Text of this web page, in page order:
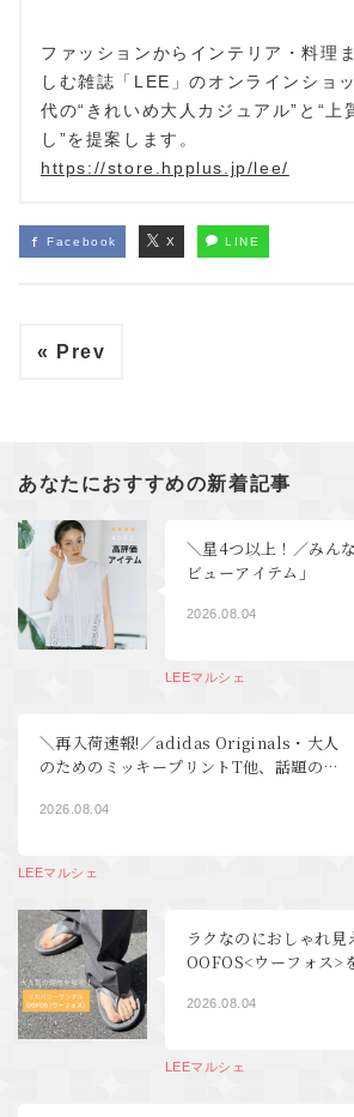
ファッションからインテリア・料理
しむ雑誌「LEE」のオンラインショ
代の“きれいめ大人カジュアル”と“上
し”を提案します。
https://store.hpplus.jp/lee/
Facebook X LINE
« Prev
あなたにおすすめの新着記事
＼星4つ以上！／みん
ビューアイテム」
2026.08.04
LEEマルシェ
＼再入荷速報!／adidas Originals・大人
のためのミッキープリントT他、話題の新
マルシェ】
2026.08.04
LEEマルシェ
ラクなのにおしゃれ
OOFOS<ウーフォス>
2026.08.04
LEEマルシェ